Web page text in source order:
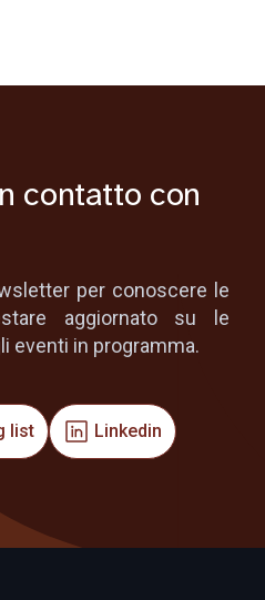
contatto con
per conoscere le
aggiornato su le
eventi in programma.
list Linkedin